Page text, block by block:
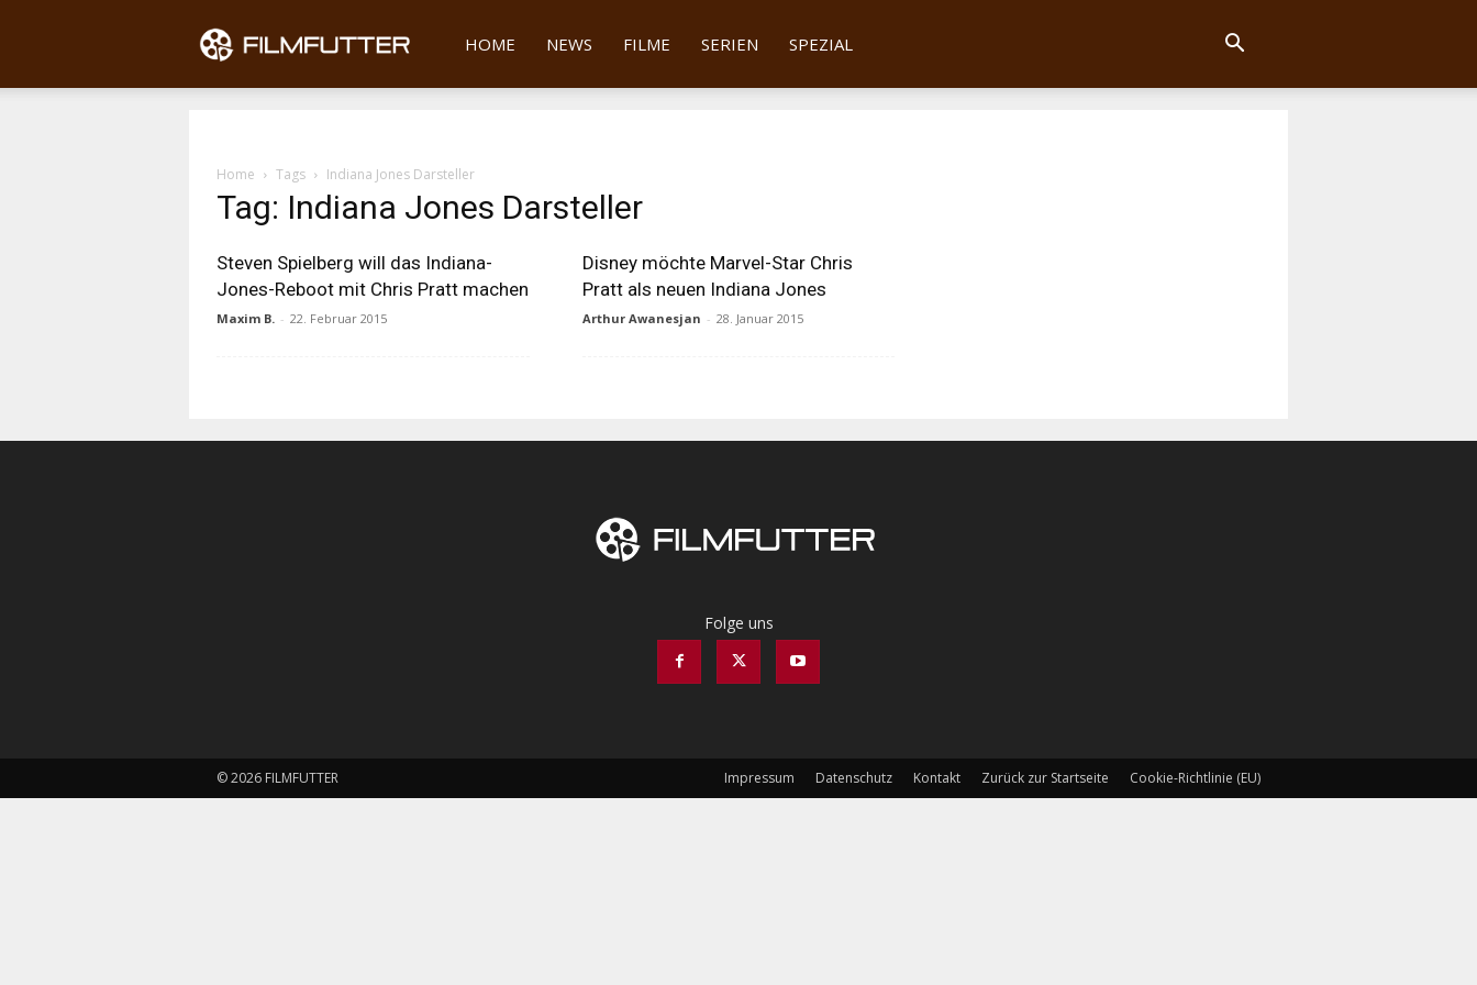
Filmfutter
HOME NEWS FILME SERIEN SPEZIAL
Home Tags Indiana Jones Darsteller
Tag: Indiana Jones Darsteller
Steven Spielberg will das Indiana-
Jones-Reboot mit Chris Pratt machen
Maxim B. - 22. Februar 2015
Disney möchte Marvel-Star Chris
Pratt als neuen Indiana Jones
Arthur Awanesjan - 28. Januar 2015
Folge uns
Impressum Datenschutz Kontakt Zurück zur Startseite Cookie-Richtlinie (EU)
© 2026 FILMFUTTER